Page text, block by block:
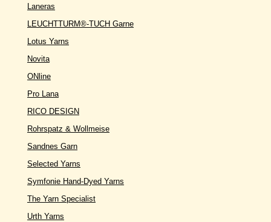
Laneras
LEUCHTTURM®-TUCH Garne
Lotus Yarns
Novita
ONline
Pro Lana
RICO DESIGN
Rohrspatz & Wollmeise
Sandnes Garn
Selected Yarns
Symfonie Hand-Dyed Yarns
The Yarn Specialist
Urth Yarns